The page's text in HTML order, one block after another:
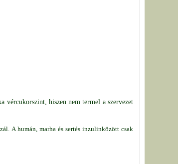
vércukorszint, hiszen nem termel a szervezet
A humán, marha és sertés inzulinközött csak